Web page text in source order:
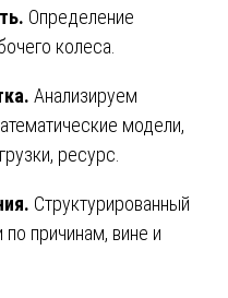
Определение
колеса.
Анализируем
модели,
ресурс.
Структурированный
причинам, вине и